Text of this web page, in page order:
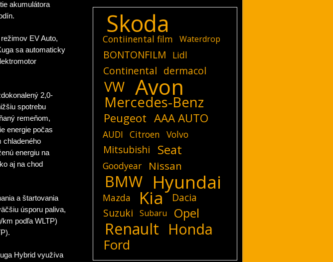
akumulátora
EV Auto,
sa automaticky
2,0-
spotrebu
remeňom,
energie počas
chladeného
energiu na
aj na chod
a štartovania
úsporu paliva,
km podľa WLTP)
Hybrid využíva
Skoda
Contiinental film Waterdrop
BONTONFILM Lidl
Continental dermacol
VW Avon
Mercedes-Benz
Peugeot AAA AUTO
AUDI Citroen Volvo
Mitsubishi Seat
Goodyear Nissan
BMW Hyundai
Mazda Kia
Dacia
Suzuki
Subaru Opel
Renault Honda
Ford